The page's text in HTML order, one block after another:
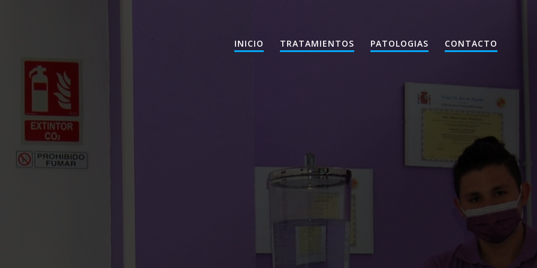
INICIO TRATAMIENTOS PATOLOGIAS CONTACTO